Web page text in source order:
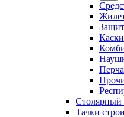
Столярный
Тачки